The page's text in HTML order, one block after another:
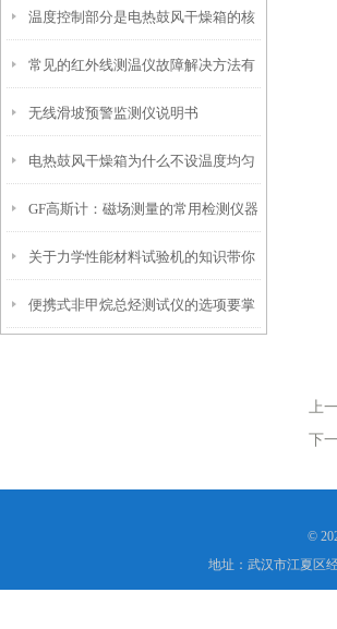
生摩擦力的原因
温度控制部分是电热鼓风干燥箱的核
心部分
常见的红外线测温仪故障解决方法有
哪些
无线滑坡预警监测仪说明书
电热鼓风干燥箱为什么不设温度均匀
度参数？
GF高斯计：磁场测量的常用检测仪器
关于力学性能材料试验机的知识带你
了解一下
便携式非甲烷总烃测试仪的选项要掌
上
下
©
地址：武汉市江夏区